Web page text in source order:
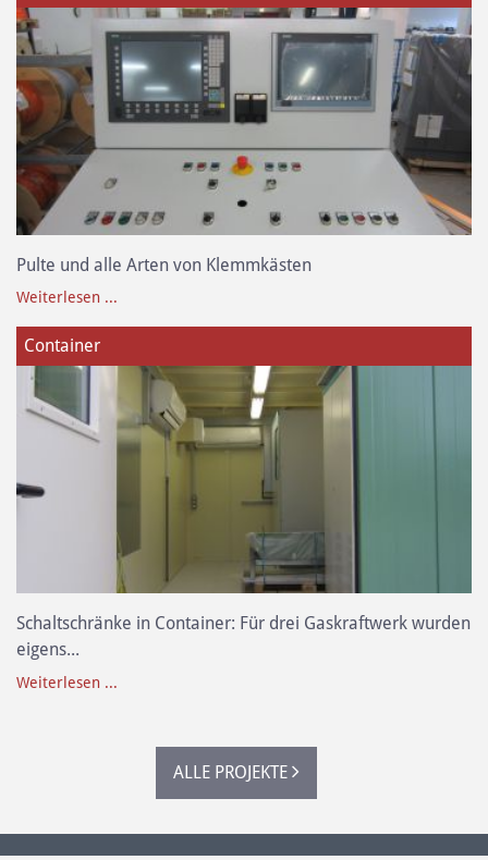
Pulte und alle Arten von Klemmkästen
Weiterlesen ...
Container
Schaltschränke in Container: Für drei Gaskraftwerk wurden
eigens...
Weiterlesen ...
ALLE PROJEKTE